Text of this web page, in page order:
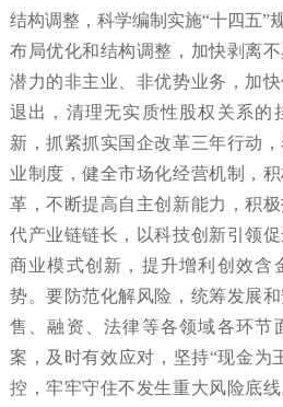
结构调整，科学编制实施“十四五”
布局优化和结构调整，加快剥离
潜力的非主业、非优势业务，加
退出，清理无实质性股权关系的
新，抓紧抓实国企改革三年行动
业制度，健全市场化经营机制，
革，不断提高自主创新能力，积
代产业链链长，以科技创新引领
商业模式创新，提升增利创效含
势。要防范化解风险，统筹发展
售、融资、法律等各领域各环节
案，及时有效应对，坚持“现金为
控，牢牢守住不发生重大风险底